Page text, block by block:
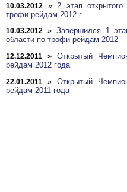
10.03.2012 » 2 этап
трофи-рейдам 2012 г
10.03.2012 » Завершился 1
области по трофи-рейдам 2012
12.12.2011 »Открытый
рейдам 2012 года
22.01.2011 »Открытый
рейдам 2011 года